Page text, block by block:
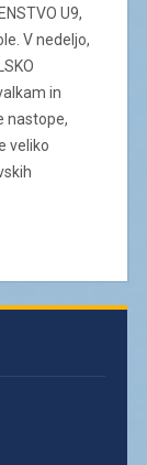
U9,
V nedeljo,
in
nastope,
veliko